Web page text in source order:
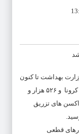
بهداشت تا کنون
سه میلیون و ۷۸۶ هزار و ۲۶۸ نفر دُز اول واکسن کرونا و ۵۲۶ هزار و
واکسن های تزریق
بر اساس معیارهای قطعی